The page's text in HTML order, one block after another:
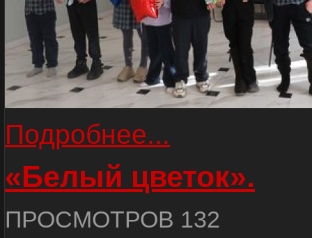
Подробнее...
«Белый цветок».
ПРОСМОТРОВ 132